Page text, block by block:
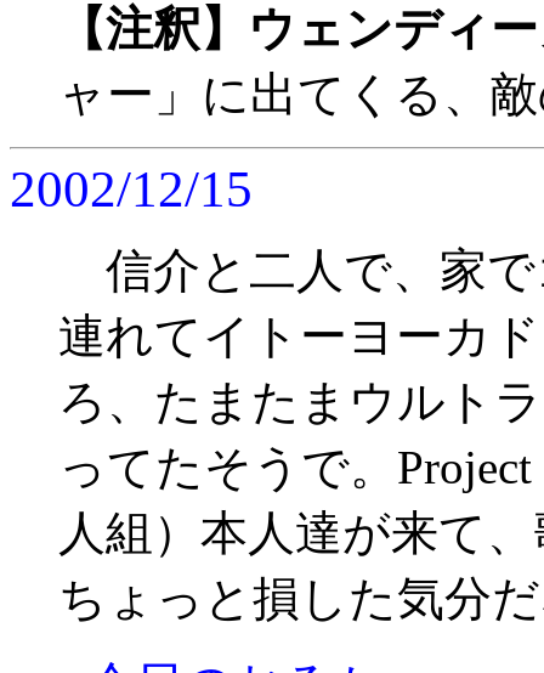
【注釈】ウェンディ
ャー」に出てくる、
2002/12/15
信介と二人で、家
連れてイトーヨーカ
ろ、たまたまウルト
ってたそうで。
人組）本人達が来て
ちょっと損した気分